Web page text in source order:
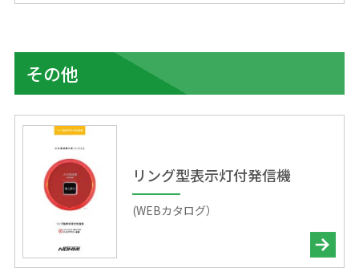
その他
リング型表示灯付発信機
(WEBカタログ）